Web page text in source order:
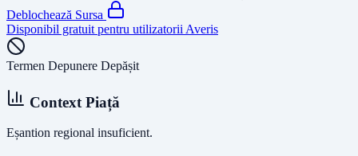
Deblochează Sursa
Disponibil gratuit pentru utilizatorii Averis
Termen Depunere Depășit
Context Piață
Eșantion regional insuficient.